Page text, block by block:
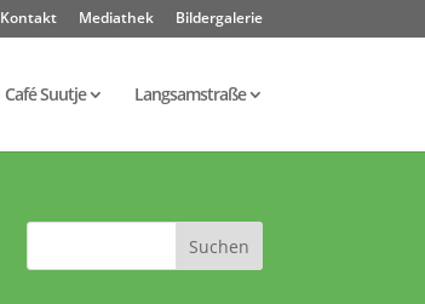
Kontakt Mediathek Bildergalerie
Café Suutje Langsamstraße